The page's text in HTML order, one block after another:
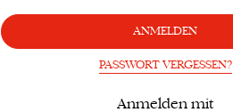
ANMELDEN
PASSWORT VERGESSEN?
Anmelden mit